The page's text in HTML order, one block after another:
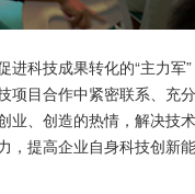
科技成果转化的“主力军”
项目合作中紧密联系、充
业、创造的热情，解决技
，提高企业自身科技创新能